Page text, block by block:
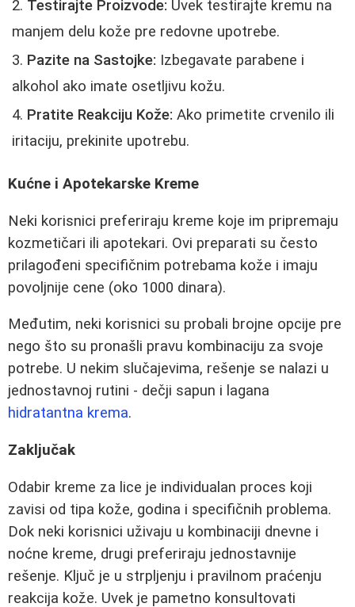
Testirajte Proizvode: Uvek testirajte kremu na
manjem delu kože pre redovne upotrebe.
Pazite na Sastojke: Izbegavate parabene i
alkohol ako imate osetljivu kožu.
Pratite Reakciju Kože: Ako primetite crvenilo ili
iritaciju, prekinite upotrebu.
Kućne i Apotekarske Kreme
Neki korisnici preferiraju kreme koje im pripremaju
kozmetičari ili apotekari. Ovi preparati su često
prilagođeni specifičnim potrebama kože i imaju
povoljnije cene (oko 1000 dinara).
Međutim, neki korisnici su probali brojne opcije pre
nego što su pronašli pravu kombinaciju za svoje
potrebe. U nekim slučajevima, rešenje se nalazi u
jednostavnoj rutini - dečji sapun i lagana
hidratantna krema.
Zaključak
Odabir kreme za lice je individualan proces koji
zavisi od tipa kože, godina i specifičnih problema.
Dok neki korisnici uživaju u kombinaciji dnevne i
noćne kreme, drugi preferiraju jednostavnije
rešenje. Ključ je u strpljenju i pravilnom praćenju
reakcija kože. Uvek je pametno konsultovati